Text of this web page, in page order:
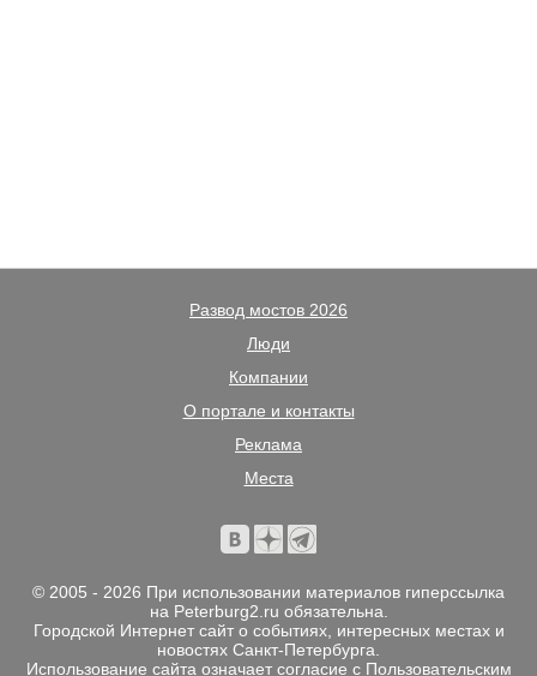
Развод мостов 2026
Люди
Компании
О портале и контакты
Реклама
Места
© 2005 - 2026 При использовании материалов гиперссылка
на Peterburg2.ru обязательна.
Городской Интернет сайт о событиях, интересных местах и
новостях Санкт-Петербурга.
Использование сайта означает согласие с Пользовательским